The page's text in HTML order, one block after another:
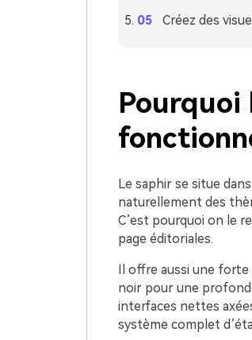
Créez des
Pourquoi
Le saphir se situe
naturellement des
C’est pourquoi on le
page éditoriales.
Il offre aussi une forte
noir pour une
interfaces nettes
système complet